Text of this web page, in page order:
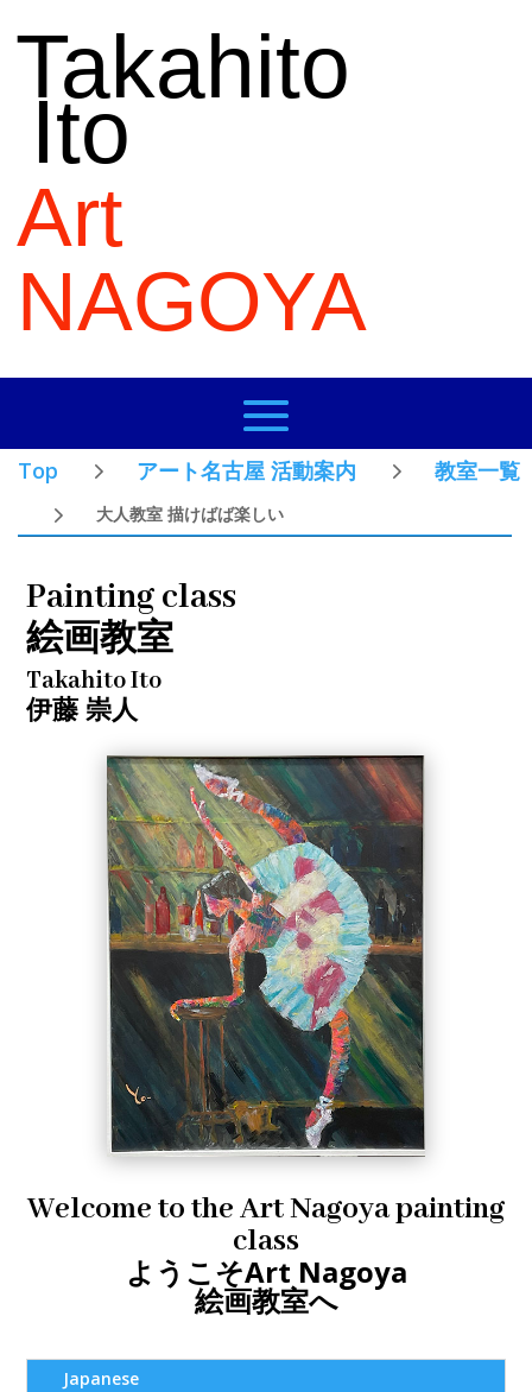
Takahito
Ito
Art
NAGOYA
Top アート名古屋 活動案内 教室一覧
大人教室 描けばば楽しい
Painting class
絵画教室
Takahito Ito
伊藤 崇人
Welcome to the Art Nagoya painting
class
ようこそArt Nagoya
絵画教室へ
Japanese